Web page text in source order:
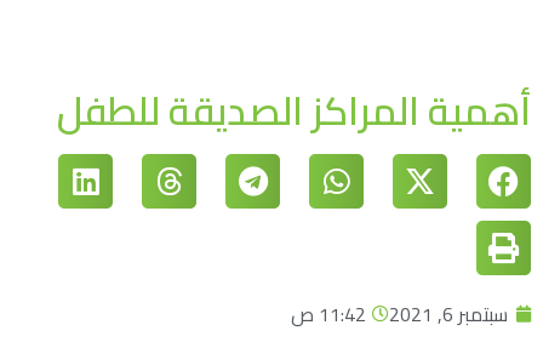
أهمية المراكز الصديقة للطفل
سبتمبر 6, 2021
11:42 ص